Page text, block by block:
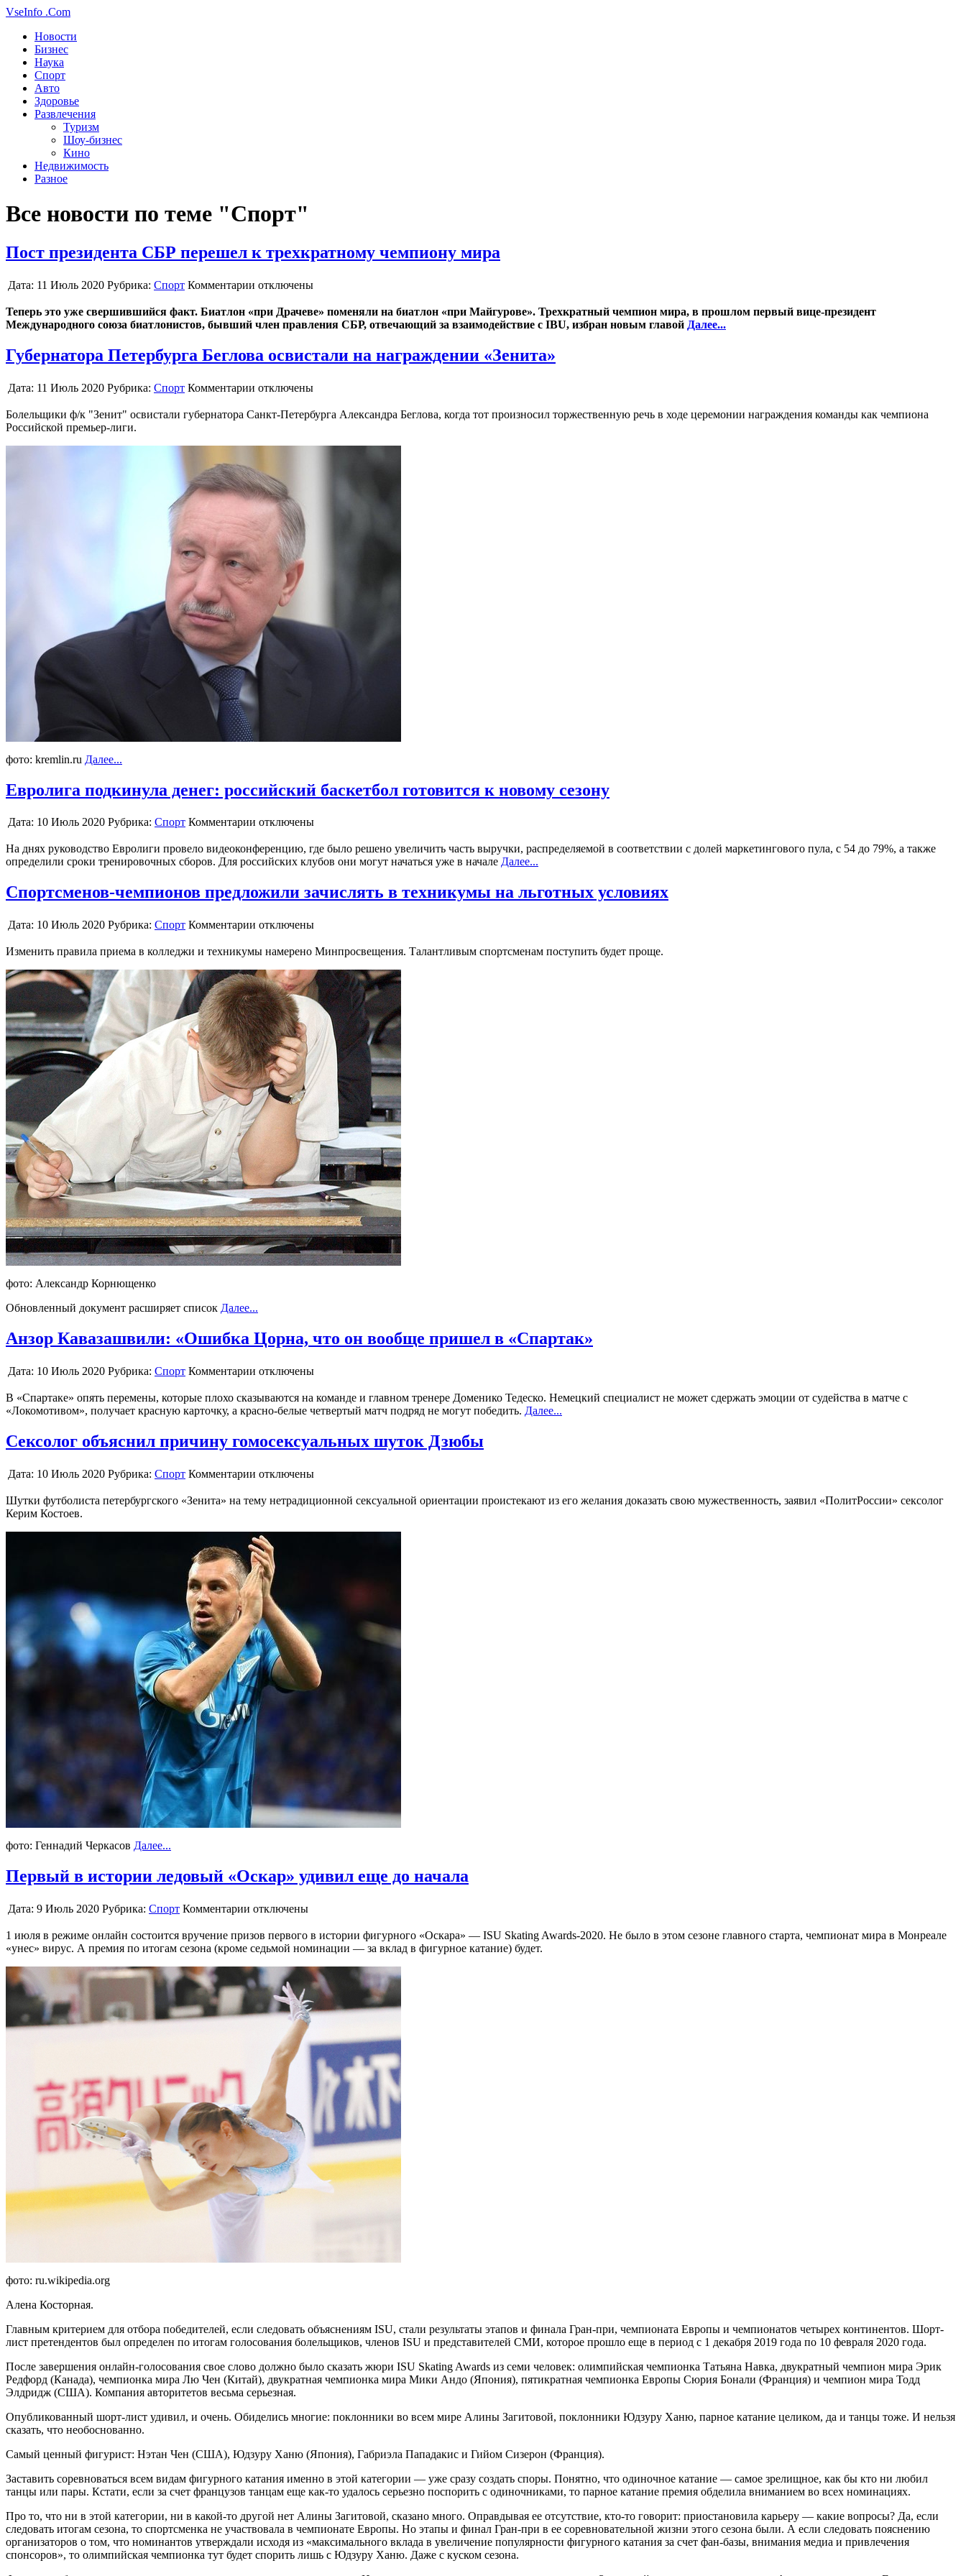
VseInfo .Com
Новости
Бизнес
Наука
Спорт
Авто
Здоровье
Развлечения
Туризм
Шоу-бизнес
Кино
Недвижимость
Разное
Все новости по теме "Спорт"
Пост президента СБР перешел к трехкратному чемпиону мира
Дата: 11 Июль 2020 Рубрика: Спорт Комментарии отключены
Теперь это уже свершившийся факт. Биатлон «при Драчеве» поменяли на биатлон «при Майгурове». Трехкратный чемпион мира, в прошлом первый вице-президент
Международного союза биатлонистов, бывший член правления СБР, отвечающий за взаимодействие с IBU, избран новым главой Далее...
Губернатора Петербурга Беглова освистали на награждении «Зенита»
Дата: 11 Июль 2020 Рубрика: Спорт Комментарии отключены
Болельщики ф/к "Зенит" освистали губернатора Санкт-Петербурга Александра Беглова, когда тот произносил торжественную речь в ходе церемонии награждения команды как чемпиона
Российской премьер-лиги.
фото: kremlin.ru Далее...
Евролига подкинула денег: российский баскетбол готовится к новому сезону
Дата: 10 Июль 2020 Рубрика: Спорт Комментарии отключены
На днях руководство Евролиги провело видеоконференцию, где было решено увеличить часть выручки, распределяемой в соответствии с долей маркетингового пула, с 54 до 79%, а также
определили сроки тренировочных сборов. Для российских клубов они могут начаться уже в начале Далее...
Спортсменов-чемпионов предложили зачислять в техникумы на льготных условиях
Дата: 10 Июль 2020 Рубрика: Спорт Комментарии отключены
Изменить правила приема в колледжи и техникумы намерено Минпросвещения. Талантливым спортсменам поступить будет проще.
фото: Александр Корнющенко
Обновленный документ расширяет список Далее...
Анзор Кавазашвили: «Ошибка Цорна, что он вообще пришел в «Спартак»
Дата: 10 Июль 2020 Рубрика: Спорт Комментарии отключены
В «Спартаке» опять перемены, которые плохо сказываются на команде и главном тренере Доменико Тедеско. Немецкий специалист не может сдержать эмоции от судейства в матче с
«Локомотивом», получает красную карточку, а красно-белые четвертый матч подряд не могут победить. Далее...
Сексолог объяснил причину гомосексуальных шуток Дзюбы
Дата: 10 Июль 2020 Рубрика: Спорт Комментарии отключены
Шутки футболиста петербургского «Зенита» на тему нетрадиционной сексуальной ориентации проистекают из его желания доказать свою мужественность, заявил «ПолитРоссии» сексолог
Керим Костоев.
фото: Геннадий Черкасов Далее...
Первый в истории ледовый «Оскар» удивил еще до начала
Дата: 9 Июль 2020 Рубрика: Спорт Комментарии отключены
1 июля в режиме онлайн состоится вручение призов первого в истории фигурного «Оскара» — ISU Skating Awards-2020. Не было в этом сезоне главного старта, чемпионат мира в Монреале
«унес» вирус. А премия по итогам сезона (кроме седьмой номинации — за вклад в фигурное катание) будет.
фото: ru.wikipedia.org
Алена Косторная.
Главным критерием для отбора победителей, если следовать объяснениям ISU, стали результаты этапов и финала Гран-при, чемпионата Европы и чемпионатов четырех континентов. Шорт-
лист претендентов был определен по итогам голосования болельщиков, членов ISU и представителей СМИ, которое прошло еще в период с 1 декабря 2019 года по 10 февраля 2020 года.
После завершения онлайн-голосования свое слово должно было сказать жюри ISU Skating Awards из семи человек: олимпийская чемпионка Татьяна Навка, двукратный чемпион мира Эрик
Редфорд (Канада), чемпионка мира Лю Чен (Китай), двукратная чемпионка мира Мики Андо (Япония), пятикратная чемпионка Европы Сюрия Бонали (Франция) и чемпион мира Тодд
Элдридж (США). Компания авторитетов весьма серьезная.
Опубликованный шорт-лист удивил, и очень. Обиделись многие: поклонники во всем мире Алины Загитовой, поклонники Юдзуру Ханю, парное катание целиком, да и танцы тоже. И нельзя
сказать, что необоснованно.
Самый ценный фигурист: Нэтан Чен (США), Юдзуру Ханю (Япония), Габриэла Пападакис и Гийом Сизерон (Франция).
Заставить соревноваться всем видам фигурного катания именно в этой категории — уже сразу создать споры. Понятно, что одиночное катание — самое зрелищное, как бы кто ни любил
танцы или пары. Кстати, если за счет французов танцам еще как-то удалось серьезно поспорить с одиночниками, то парное катание премия обделила вниманием во всех номинациях.
Про то, что ни в этой категории, ни в какой-то другой нет Алины Загитовой, сказано много. Оправдывая ее отсутствие, кто-то говорит: приостановила карьеру — какие вопросы? Да, если
следовать итогам сезона, то спортсменка не участвовала в чемпионате Европы. Но этапы и финал Гран-при в ее соревновательной жизни этого сезона были. А если следовать пояснению
организаторов о том, что номинантов утверждали исходя из «максимального вклада в увеличение популярности фигурного катания за счет фан-базы, внимания медиа и привлечения
спонсоров», то олимпийская чемпионка тут будет спорить лишь с Юдзуру Ханю. Даже с куском сезона.